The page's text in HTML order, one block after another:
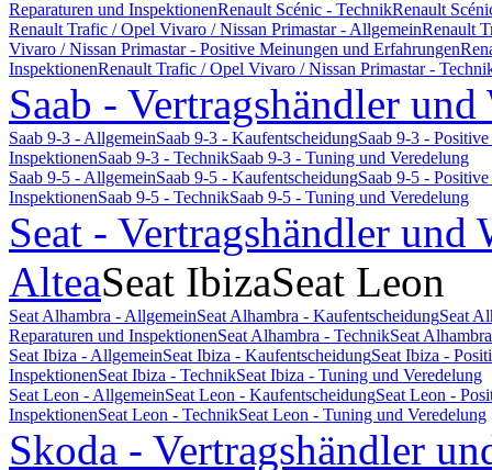
Reparaturen und InspektionenRenault Scénic - TechnikRenault
Renault Trafic / Opel Vivaro / Nissan Primastar - AllgemeinRenault
Vivaro / Nissan Primastar - Positive Meinungen und Erfahrungen
InspektionenRenault Trafic / Opel Vivaro / Nissan Primastar -
Saab - Vertragshändler und
Saab 9-3 - AllgemeinSaab 9-3 - KaufentscheidungSaab 9-3 -
InspektionenSaab 9-3 - TechnikSaab 9-3 - Tuning und Veredelung
Saab 9-5 - AllgemeinSaab 9-5 - KaufentscheidungSaab 9-5 -
InspektionenSaab 9-5 - TechnikSaab 9-5 - Tuning und Veredelung
Seat - Vertragshändler und
AlteaSeat IbizaSeat Leon
Seat Alhambra - AllgemeinSeat Alhambra - KaufentscheidungSeat
Reparaturen und InspektionenSeat Alhambra - TechnikSeat
Seat Ibiza - AllgemeinSeat Ibiza - KaufentscheidungSeat Ibiza -
InspektionenSeat Ibiza - TechnikSeat Ibiza - Tuning und Veredelung
Seat Leon - AllgemeinSeat Leon - KaufentscheidungSeat Leon -
InspektionenSeat Leon - TechnikSeat Leon - Tuning und Veredelung
Skoda - Vertragshändler